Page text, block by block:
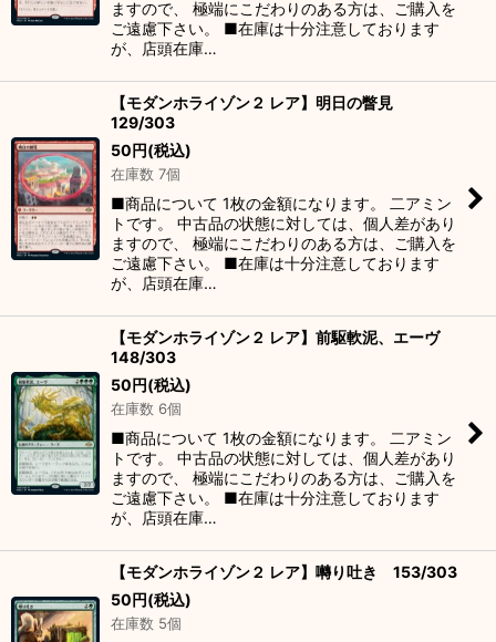
ますので、 極端にこだわりのある方は、ご購入を
ご遠慮下さい。 ■在庫は十分注意しております
が、店頭在庫…
【モダンホライゾン２ レア】明日の瞥見
129/303
50円(税込)
在庫数 7個
■商品について 1枚の金額になります。 二アミン
トです。 中古品の状態に対しては、個人差があり
ますので、 極端にこだわりのある方は、ご購入を
ご遠慮下さい。 ■在庫は十分注意しております
が、店頭在庫…
【モダンホライゾン２ レア】前駆軟泥、エーヴ
148/303
50円(税込)
在庫数 6個
■商品について 1枚の金額になります。 二アミン
トです。 中古品の状態に対しては、個人差があり
ますので、 極端にこだわりのある方は、ご購入を
ご遠慮下さい。 ■在庫は十分注意しております
が、店頭在庫…
【モダンホライゾン２ レア】囀り吐き 153/303
50円(税込)
在庫数 5個